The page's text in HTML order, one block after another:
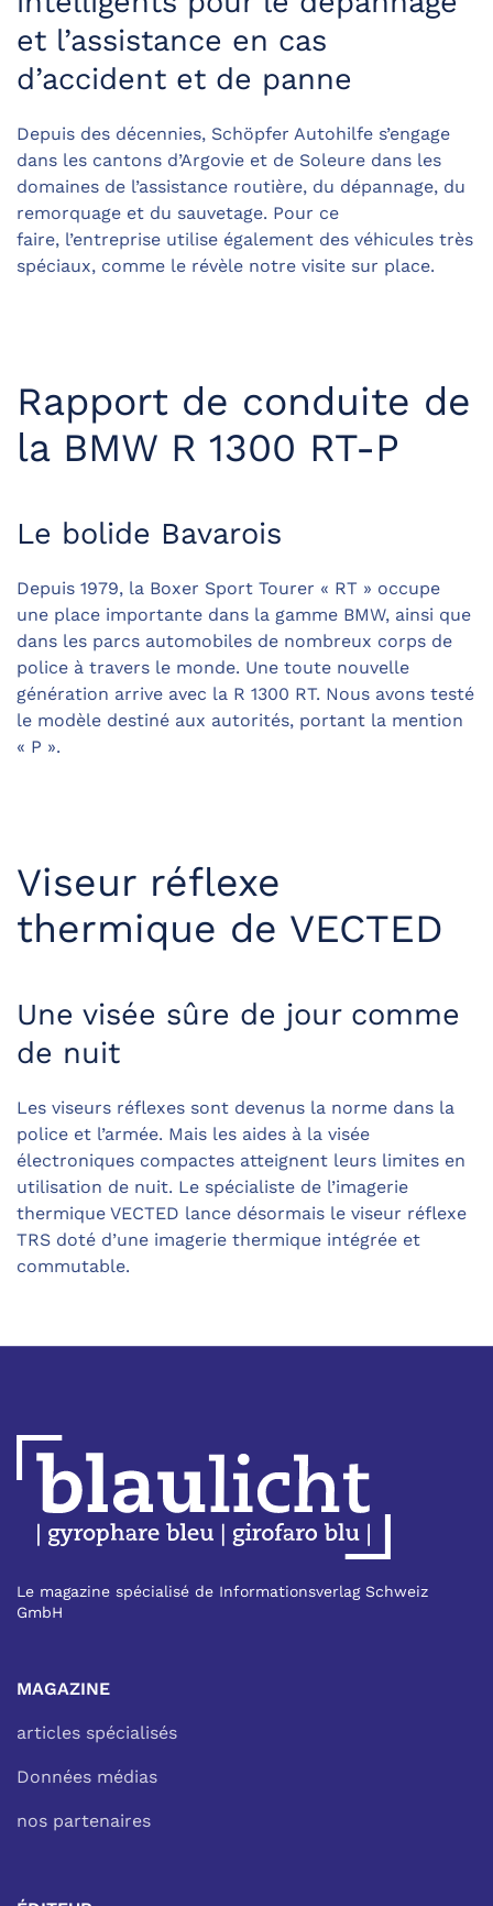
et l’assistance en cas
d’accident et de panne
Depuis des décennies, Schöpfer Autohilfe s’engage
dans les cantons d’Argovie et de Soleure dans les
domaines de l’assistance routière, du dépannage, du
remorquage et du sauvetage. Pour ce
faire, l’entreprise utilise également des véhicules très
spéciaux, comme le révèle notre visite sur place.
Rapport de conduite de
la BMW R 1300 RT-P
Le bolide Bavarois
Depuis 1979, la Boxer Sport Tourer « RT » occupe
une place importante dans la gamme BMW, ainsi que
dans les parcs automobiles de nombreux corps de
police à travers le monde. Une toute nouvelle
génération arrive avec la R 1300 RT. Nous avons testé
le modèle destiné aux autorités, portant la mention
« P ».
Viseur réflexe
thermique de VECTED
Une visée sûre de jour comme
de nuit
Les viseurs réflexes sont devenus la norme dans la
police et l’armée. Mais les aides à la visée
électroniques compactes atteignent leurs limites en
utilisation de nuit. Le spécialiste de l’imagerie
thermique VECTED lance désormais le viseur réflexe
TRS doté d’une imagerie thermique intégrée et
commutable.
Le magazine spécialisé de Informationsverlag Schweiz
GmbH
MAGAZINE
articles spécialisés
Données médias
nos partenaires